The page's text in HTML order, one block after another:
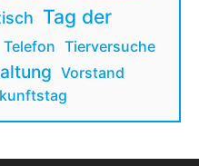
Tag der
Telefon Tierversuche
Vorstand